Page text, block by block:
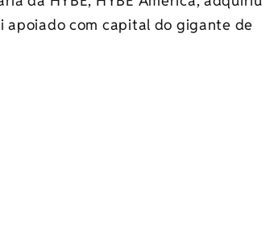
apoiado com capital do gigante de